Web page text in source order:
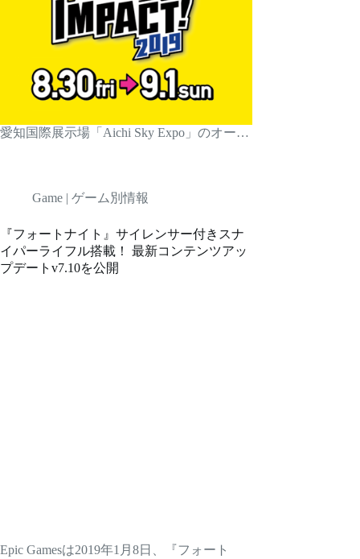
愛知国際展示場「Aichi Sky Expo」のオー…
Game | ゲーム別情報
『フォートナイト』サイレンサー付きスナ
イパーライフル搭載！ 最新コンテンツアッ
プデートv7.10を公開
Epic Gamesは2019年1月8日、『フォート